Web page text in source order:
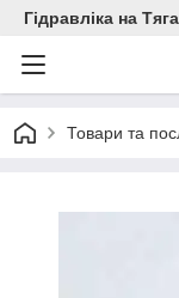
Гідравліка на
Товари та